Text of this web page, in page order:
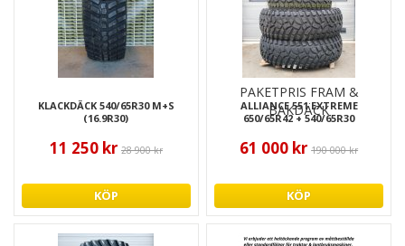
KLACKDÄCK 540/65R30 M+S
(16.9R30)
11 250 kr 28 900 kr
KÖP
PAKETPRIS FRAM &
BAKDÄCK
ALLIANCE 551 EXTREME
650/65R42 + 540/65R30
61 000 kr 190 000 kr
KÖP